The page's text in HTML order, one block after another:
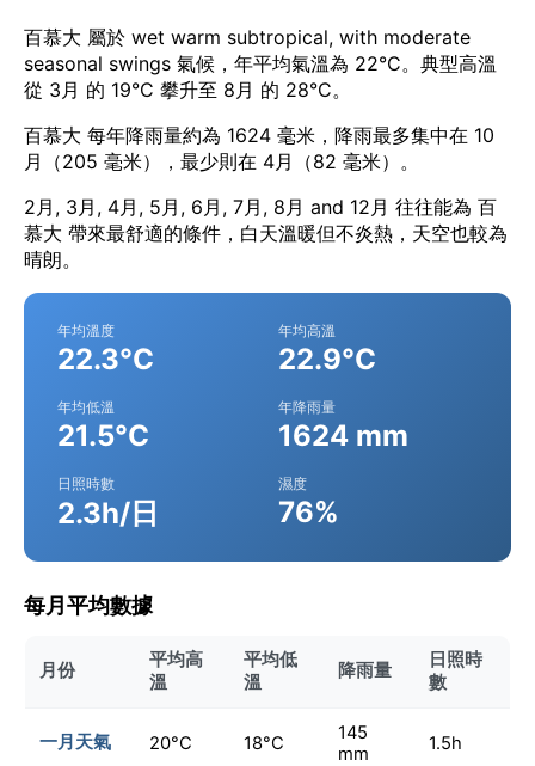
百慕大 屬於 wet warm subtropical, with moderate
seasonal swings 氣候，年平均氣溫為 22°C。典型高溫
從 3月 的 19°C 攀升至 8月 的 28°C。
百慕大 每年降雨量約為 1624 毫米，降雨最多集中在 10
月（205 毫米），最少則在 4月（82 毫米）。
2月, 3月, 4月, 5月, 6月, 7月, 8月 and 12月 往往能為 百
慕大 帶來最舒適的條件，白天溫暖但不炎熱，天空也較為
晴朗。
年均溫度
22.3°C
年均高溫
22.9°C
年均低溫
21.5°C
年降雨量
1624 mm
日照時數
2.3h/日
濕度
76%
每月平均數據
月份
平均高
溫
平均低
溫
降雨量
日照時
數
一月天氣 20°C 18°C
145
mm
1.5h